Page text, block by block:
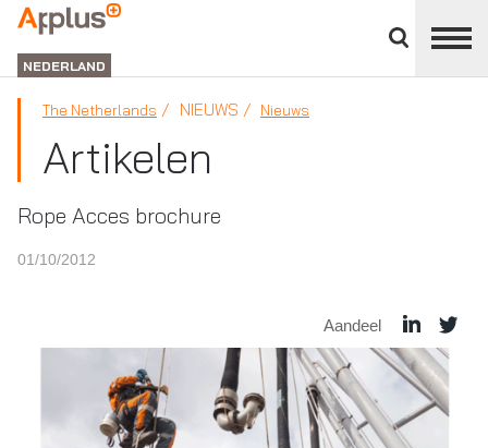
divisions
panel
APPLUS+
NEDERLAND
The Netherlands NIEUWS Nieuws
Artikelen
Rope Acces brochure
01/10/2012
Aandeel